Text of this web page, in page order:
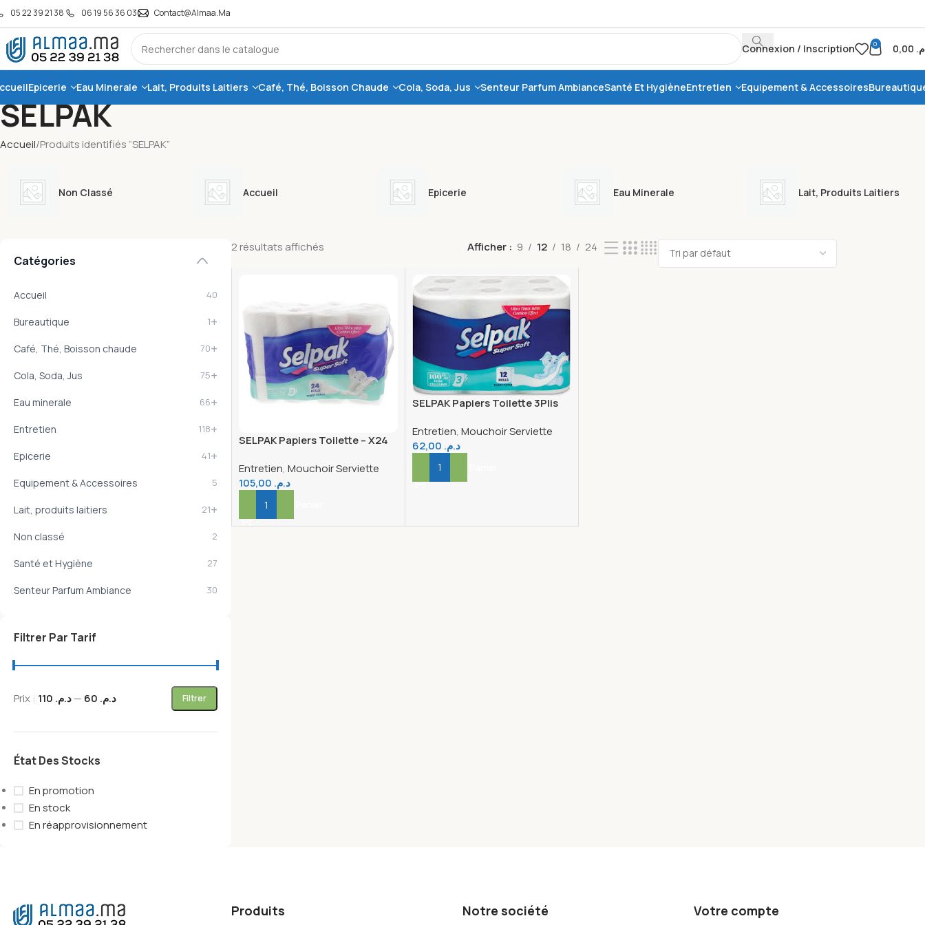
05 22 39 21 38 06 19 56 36 03 Contact@almaa.ma
Connexion / Inscription 0
Epicerie Eau Minerale Lait, Produits Laitiers Café, Thé, Boisson Chaude Cola, Soda, Jus Senteur Parfum AmbianceSanté Et HygièneEntretien Equipement & Accessoires
SELPAK
Accueil Produits identifiés “SELPAK”
Non Classé Accueil Epicerie Eau Minerale Lait, Produits Laitiers
Catégories
Accueil 40
Bureautique 1+
Café, Thé, Boisson chaude 70+
Cola, Soda, Jus 75+
Eau minerale 66+
Entretien 118+
Epicerie 41+
Equipement & Accessoires 5
Lait, produits laitiers 21+
Non classé 2
Santé et Hygiène 27
Senteur Parfum Ambiance 30
Filtrer Par Tarif
Filtrer
Prix : د.م. 60 —د.م. 110
État Des Stocks
En promotion
En stock
En réapprovisionnement
2 résultats affichés Afficher 9 12 18 24
SELPAK Papiers Toilette – X24
Entretien, Mouchoir Serviette
د.م.
Ajouter Au Panier
SELPAK Papiers Toilette 3Plis
Entretien, Mouchoir Serviette
د.م.
Ajouter Au Panier
Produits Notre société Votre compte